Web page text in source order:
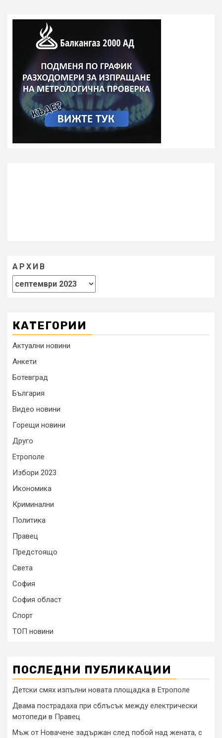
АРХИВ
КАТЕГОРИИ
Актуални новини
Анкети
Ботевград
България
Видео новини
Горещи новини
Друго
Етрополе
Избори 2023
Икономика
Криминални
Политика
Правец
Предстоящо
Света
София
София област
Спорт
ТОП новини
ПОСЛЕДНИ ПУБЛИКАЦИИ
Детски смях изпълни новата площадка в Етрополе
Двама пострадаха при сблъсък между електрически
мотопеди в Правец
Мъж от Новачене задържан след побой над жената, с